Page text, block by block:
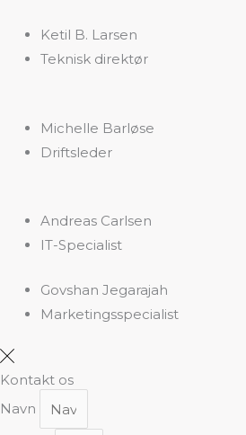
Ketil B. Larsen
Teknisk direktør
Michelle Barløse
Driftsleder
Andreas Carlsen
IT-Specialist
Govshan Jegarajah
Marketingsspecialist
Kontakt os
Navn